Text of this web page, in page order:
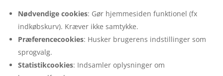
Nødvendige cookies: Gør hjemmesiden funktionel (fx
indkøbskurv). Kræver ikke samtykke.
Præferencecookies: Husker brugerens indstillinger som
sprogvalg.
Statistikcookies: Indsamler oplysninger om